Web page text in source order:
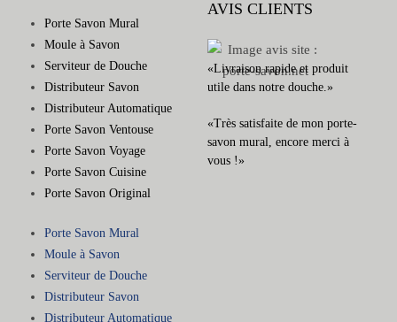
Porte Savon Mural
Moule à Savon
Serviteur de Douche
Distributeur Savon
Distributeur Automatique
Porte Savon Ventouse
Porte Savon Voyage
Porte Savon Cuisine
Porte Savon Original
Porte Savon Mural
Moule à Savon
Serviteur de Douche
Distributeur Savon
Distributeur Automatique
AVIS CLIENTS
«Livraison rapide et produit
utile dans notre douche.»
«Très satisfaite de mon porte-
savon mural, encore merci à
vous !»